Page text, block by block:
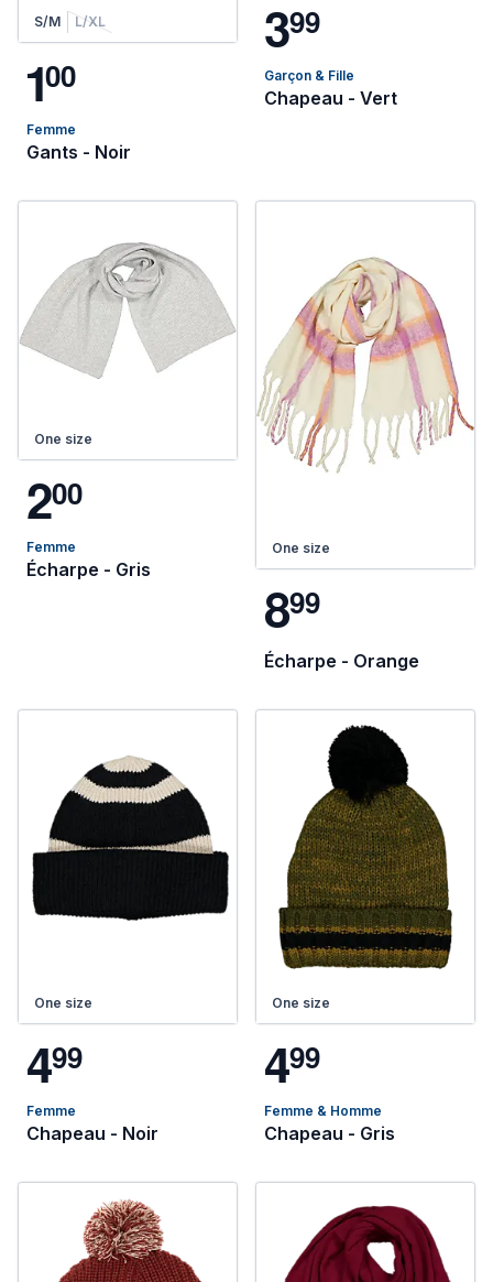
S/M L/XL
100
Femme
Gants - Noir
399
Garçon & Fille
Chapeau - Vert
One size
200
Femme
Écharpe - Gris
One size
899
Écharpe - Orange
One size
499
Femme
Chapeau - Noir
One size
499
Femme & Homme
Chapeau - Gris